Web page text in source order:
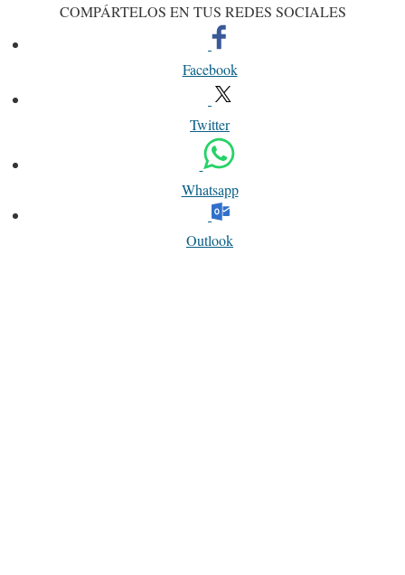
COMPÁRTELOS EN TUS REDES SOCIALES
Facebook
Twitter
Whatsapp
Outlook